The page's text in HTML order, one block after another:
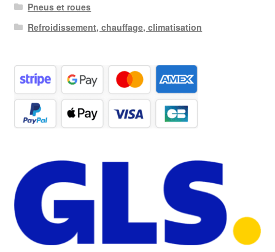
Pneus et roues
Refroidissement, chauffage, climatisation